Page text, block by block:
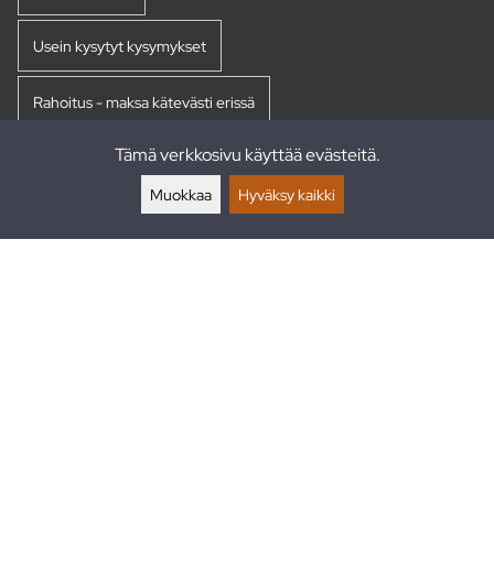
Usein kysytyt kysymykset
Rahoitus - maksa kätevästi erissä
Tämä verkkosivu käyttää evästeitä.
Muokkaa Hyväksy kaikki